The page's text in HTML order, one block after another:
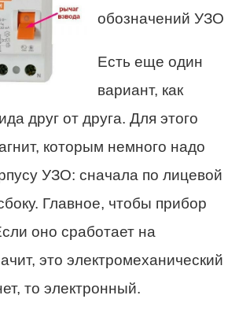
обозначений УЗО
Есть еще один
вариант, как
друг от друга. Для этого
которым немного надо
УЗО: сначала по лицевой
Главное, чтобы прибор
оно сработает на
это электромеханический
то электронный.